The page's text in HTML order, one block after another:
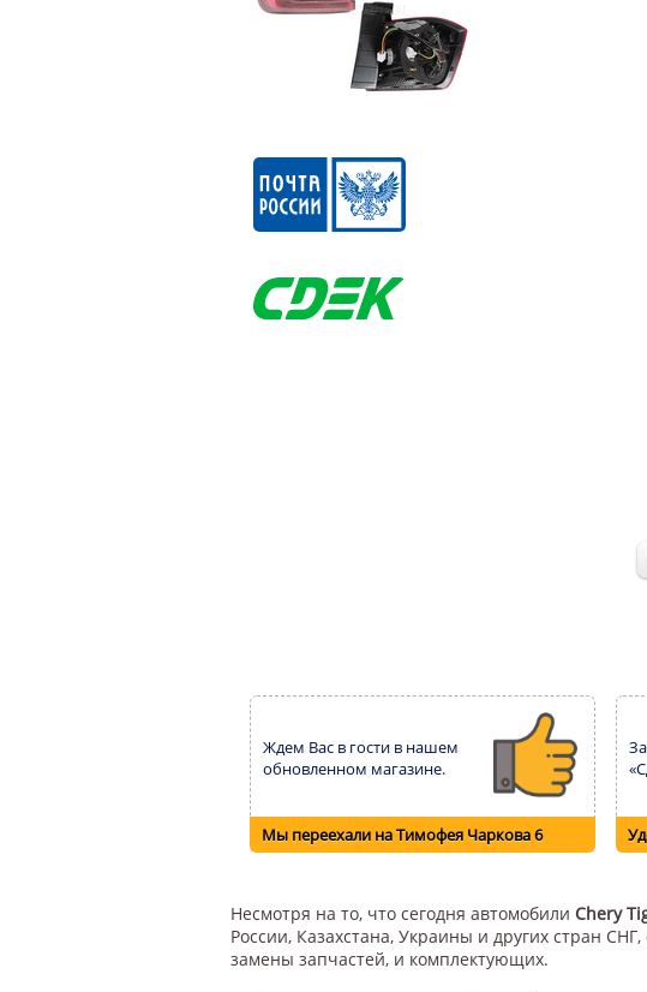
Ждем Вас в гости в нашем
обновленном магазине.
Мы переехали на Тимофея Чаркова 6
Несмотря на то, что сегодня автомобили Chery
России, Казахстана, Украины и других стран
замены запчастей, и комплектующих.